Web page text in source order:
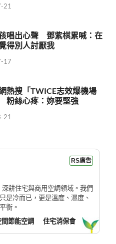
21
唱出心聲 鄧紫棋累喊：在
得別人討厭我
17
熱搜「TWICE志效爆機場
粉絲心疼：妳要堅強
21
RS廣告
耕住宅與商用空調領域。我們
是冷而已，更是溫度、濕度、
衡。
節能空調 住宅消保會